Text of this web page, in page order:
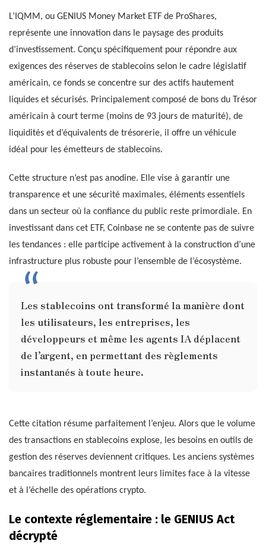
L’IQMM, ou GENIUS Money Market ETF de ProShares,
représente une innovation dans le paysage des produits
d’investissement. Conçu spécifiquement pour répondre aux
exigences des réserves de stablecoins selon le cadre législatif
américain, ce fonds se concentre sur des actifs hautement
liquides et sécurisés. Principalement composé de bons du Trésor
américain à court terme (moins de 93 jours de maturité), de
liquidités et d’équivalents de trésorerie, il offre un véhicule
idéal pour les émetteurs de stablecoins.
Cette structure n’est pas anodine. Elle vise à garantir une
transparence et une sécurité maximales, éléments essentiels
dans un secteur où la confiance du public reste primordiale. En
investissant dans cet ETF, Coinbase ne se contente pas de suivre
les tendances : elle participe activement à la construction d’une
infrastructure plus robuste pour l’ensemble de l’écosystème.
Les stablecoins ont transformé la manière dont
les utilisateurs, les entreprises, les
développeurs et même les agents IA déplacent
de l’argent, en permettant des règlements
instantanés à toute heure.
Cette citation résume parfaitement l’enjeu. Alors que le volume
des transactions en stablecoins explose, les besoins en outils de
gestion des réserves deviennent critiques. Les anciens systèmes
bancaires traditionnels montrent leurs limites face à la vitesse
et à l’échelle des opérations crypto.
Le contexte réglementaire : le GENIUS Act
décrypté